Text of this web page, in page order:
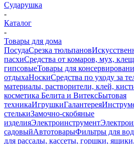
Сударушка
-
Каталог
-
Товары для дома
ПосудаСрезка тюльпанов
пасхиСредства от комаров, мух,
гипсовыеТовары для
отдыхаНоскиСредства по уходу за
материалы, растворители, клей,
косметика Белита и ВитексБытовая
техникаИгрушкиГалантерея
стелькиЗамочно-скобяные
изделияЭлектроинструмент
садовыйАвтотоварыФильтры для
для рассады, кассеты, горшки,